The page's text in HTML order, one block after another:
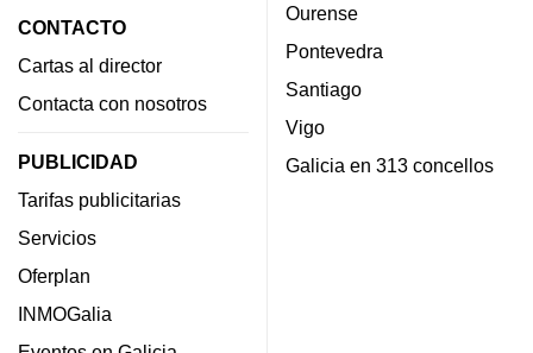
CONTACTO
Cartas al director
Contacta con nosotros
PUBLICIDAD
Tarifas publicitarias
Servicios
Oferplan
INMOGalia
Ourense
Pontevedra
Santiago
Vigo
Galicia en 313 concellos